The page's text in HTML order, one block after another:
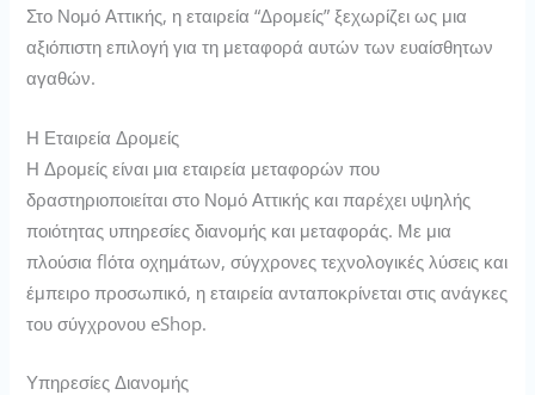
Στο Νομό Αττικής, η εταιρεία “Δρομείς” ξεχωρίζει ως μια
αξιόπιστη επιλογή για τη μεταφορά αυτών των ευαίσθητων
αγαθών.
Η Εταιρεία Δρομείς
Η Δρομείς είναι μια εταιρεία μεταφορών που
δραστηριοποιείται στο Νομό Αττικής και παρέχει υψηλής
ποιότητας υπηρεσίες διανομής και μεταφοράς. Με μια
πλούσια flότα οχημάτων, σύγχρονες τεχνολογικές λύσεις και
έμπειρο προσωπικό, η εταιρεία ανταποκρίνεται στις ανάγκες
του σύγχρονου eShop.
Υπηρεσίες Διανομής